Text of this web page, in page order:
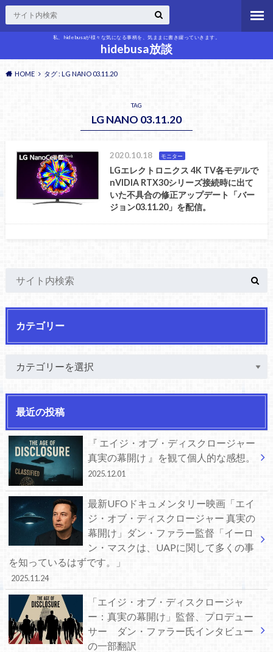
私、hidebusaが様々な気になる事柄を、気ままに書き綴っていきます。
hidebusa放談
HOME タグ : LG NANO 03.11.20
TAG
LG NANO 03.11.20
2020.10.18 モニター
LGエレクトロニクス 4K TV各モデルで
nVIDIA RTX30シリーズ接続時に出て
いた不具合の修正アップデート「バー
ジョン03.11.20」を配信。
カテゴリー
最近の投稿
『 エイジ・オブ・ディスクロージャー
真実の幕開け 』を観て個人的な感想。
2025.12.01
最新UFOドキュメンタリー映画「エイ
ジ・オブ・ディスクロージャー 真実の
幕開け」ダン・ファラー監督「イーロ
ン・マスクは、UAPに関して多くの事
を知っているはずです。」
2025.11.24
「エイジ・オブ・ディスクロージャ
ー：真実の幕開け」監督、プロデュー
サー ダン・ファラー氏インタビュー
の一部翻訳